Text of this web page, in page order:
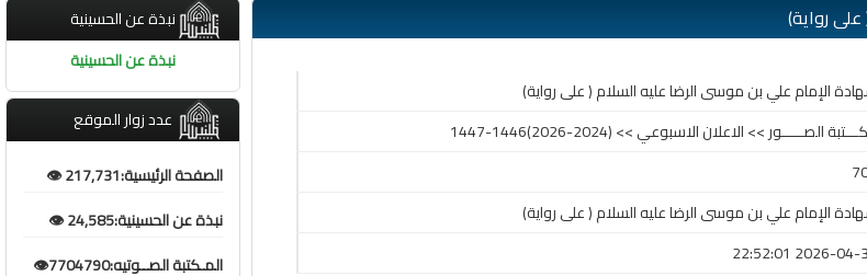
رواية)
الإمام علي بن موسى الرضا عليه السلام ( على رواية)
الصـــــور >> الاعلان الاسبوعي >> (2024-2026)1446-1447
الإمام علي بن موسى الرضا عليه السلام ( على رواية)
2026-04-30
نبذة عن الحسينية
نبذة عن الحسينية
عدد زوار الموقع
الصفحة الرئيسية:217,731 👁️
نبذة عن الحسينية:24,585 👁️
المـكتبة الصــوتيه:7704790👁️